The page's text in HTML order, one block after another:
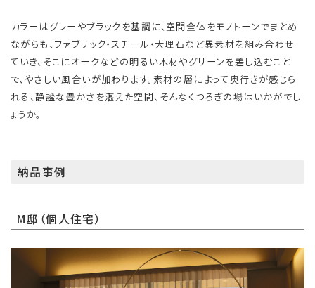
カラーはグレーやブラックを基調に、空間全体をモノトーンでまとめ
ながらも、ファブリック・スチール・大理石など異素材を組み合わせ
ていき、そこにオークなどの明るい木材やグリーンを差し込むこと
で、やさしい風合いが加わります。素材の層によって奥行きが感じら
れる、静謐な豊かさを湛えた空間、そんなくつろぎの場はいかがでし
ょうか。
納品事例
M邸（個人住宅）